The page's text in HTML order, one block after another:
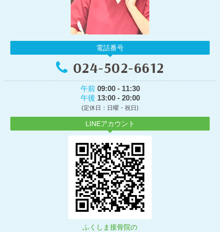
電話番号
024-502-6612
午前 09:00 - 11:30
午後 13:00 - 20:00
(定休日：日曜・祝日)
LINEアカウント
ふくしま接骨院の